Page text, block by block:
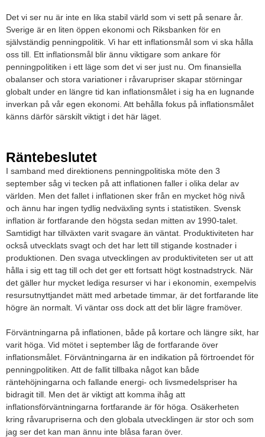
Det vi ser nu är inte en lika stabil värld som vi sett på senare år.
Sverige är en liten öppen ekonomi och Riksbanken för en
självständig penningpolitik. Vi har ett inflationsmål som vi ska hålla
oss till. Ett inflationsmål blir ännu viktigare som ankare för
penningpolitiken i ett läge som det vi ser just nu. Om finansiella
obalanser och stora variationer i råvarupriser skapar störningar
globalt under en längre tid kan inflationsmålet i sig ha en lugnande
inverkan på vår egen ekonomi. Att behålla fokus på inflationsmålet
känns därför särskilt viktigt i det här läget.
Räntebeslutet
I samband med direktionens penningpolitiska möte den 3
september såg vi tecken på att inflationen faller i olika delar av
världen. Men det fallet i inflationen sker från en mycket hög nivå
och ännu har ingen tydlig nedväxling synts i statistiken. Svensk
inflation är fortfarande den högsta sedan mitten av 1990-talet.
Samtidigt har tillväxten varit svagare än väntat. Produktiviteten har
också utvecklats svagt och det har lett till stigande kostnader i
produktionen. Den svaga utvecklingen av produktiviteten ser ut att
hålla i sig ett tag till och det ger ett fortsatt högt kostnadstryck. När
det gäller hur mycket lediga resurser vi har i ekonomin, exempelvis
resursutnyttjandet mätt med arbetade timmar, är det fortfarande lite
högre än normalt. Vi väntar oss dock att det blir lägre framöver.
Förväntningarna på inflationen, både på kortare och längre sikt, har
varit höga. Vid mötet i september låg de fortfarande över
inflationsmålet. Förväntningarna är en indikation på förtroendet för
penningpolitiken. Att de fallit tillbaka något kan både
räntehöjningarna och fallande energi- och livsmedelspriser ha
bidragit till. Men det är viktigt att komma ihåg att
inflationsförväntningarna fortfarande är för höga. Osäkerheten
kring råvarupriserna och den globala utvecklingen är stor och som
jag ser det kan man ännu inte blåsa faran över.